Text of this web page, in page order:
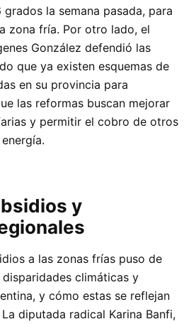
la semana pasada, para
zona fría. Por otro lado, el
González defendió las
que ya existen esquemas de
en su provincia para
las reformas buscan mejorar
y permitir el cobro de otros
y
a las zonas frías puso de
climáticas y
y cómo estas se reflejan
diputada radical Karina Banfi,